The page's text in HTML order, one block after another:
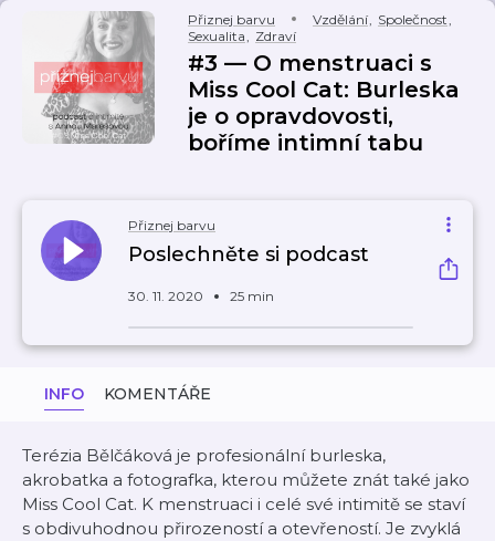
Přiznej barvu Vzdělání, Společnost,
Sexualita, Zdraví
#3 — O menstruaci s
Miss Cool Cat: Burleska
je o opravdovosti,
boříme intimní tabu
Přiznej barvu
Poslechněte si podcast
30. 11. 2020 25 min
INFO KOMENTÁŘE
Terézia Bělčáková je profesionální burleska,
akrobatka a fotografka, kterou můžete znát také jako
Miss Cool Cat. K menstruaci i celé své intimitě se staví
s obdivuhodnou přirozeností a otevřeností. Je zvyklá